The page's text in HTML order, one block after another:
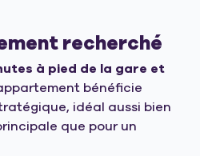
recherché
à pied de la gare et
bénéficie
idéal aussi bien
que pour un